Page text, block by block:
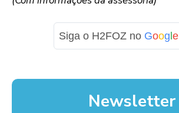
Siga o H2FOZ no Google
Newsletter